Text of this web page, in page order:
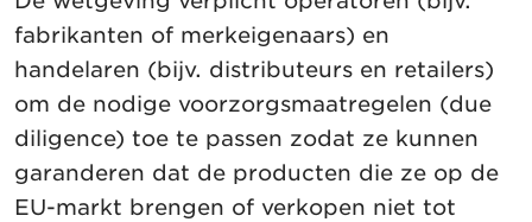
fabrikanten of merkeigenaars) en
handelaren (bijv. distributeurs en retailers)
om de nodige voorzorgsmaatregelen (due
diligence) toe te passen zodat ze kunnen
garanderen dat de producten die ze op de
EU-markt brengen of verkopen niet tot